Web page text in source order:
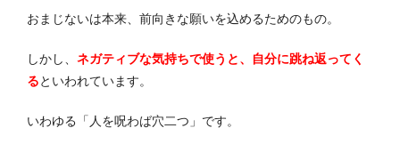
おまじないは本来、前向きな願いを込めるためのもの。
しかし、 ネガティブな気持ちで使うと、自分に跳ね返ってく
るといわれています。
いわゆる「人を呪わば穴二つ」です。